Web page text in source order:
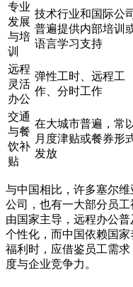
专业
发展
与培
训
技术行业和国际公司
普遍提供内部培训
语言学习支持
远程
灵活
办公
弹性工时、远程工
作、分时工作
交通
与餐
饮补
贴
在大城市普遍，常
月度津贴或餐券形
发放
与中国相比，许多塞尔
公司，也有一大部分员
由国家主导，远程办公
个性化，而中国依赖国
福利时，应借鉴员工需
度与企业竞争力。